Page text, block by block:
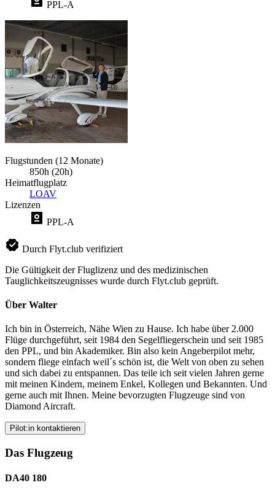
PPL-A
Flugstunden (12 Monate)
850h (20h)
Heimatflugplatz
LOAV
Lizenzen
PPL-A
Durch Flyt.club verifiziert
Die Gültigkeit der Fluglizenz und des medizinischen
Tauglichkeitszeugnisses wurde durch Flyt.club geprüft.
Über Walter
Ich bin in Österreich, Nähe Wien zu Hause. Ich habe über 2.000
Flüge durchgeführt, seit 1984 den Segelfliegerschein und seit 1985
den PPL, und bin Akademiker. Bin also kein Angeberpilot mehr,
sondern fliege einfach weil´s schön ist, die Welt von oben zu sehen
und sich dabei zu entspannen. Das teile ich seit vielen Jahren gerne
mit meinen Kindern, meinem Enkel, Kollegen und Bekannten. Und
gerne auch mit Ihnen. Meine bevorzugten Flugzeuge sind von
Diamond Aircraft.
Pilot:in kontaktieren
Das Flugzeug
DA40 180